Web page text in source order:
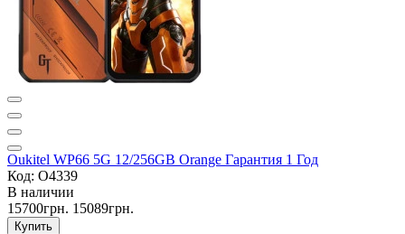
Oukitel WP66 5G 12/256GB Orange Гарантия 1 Год
Код: O4339
В наличии
15700грн. 15089грн.
Купить